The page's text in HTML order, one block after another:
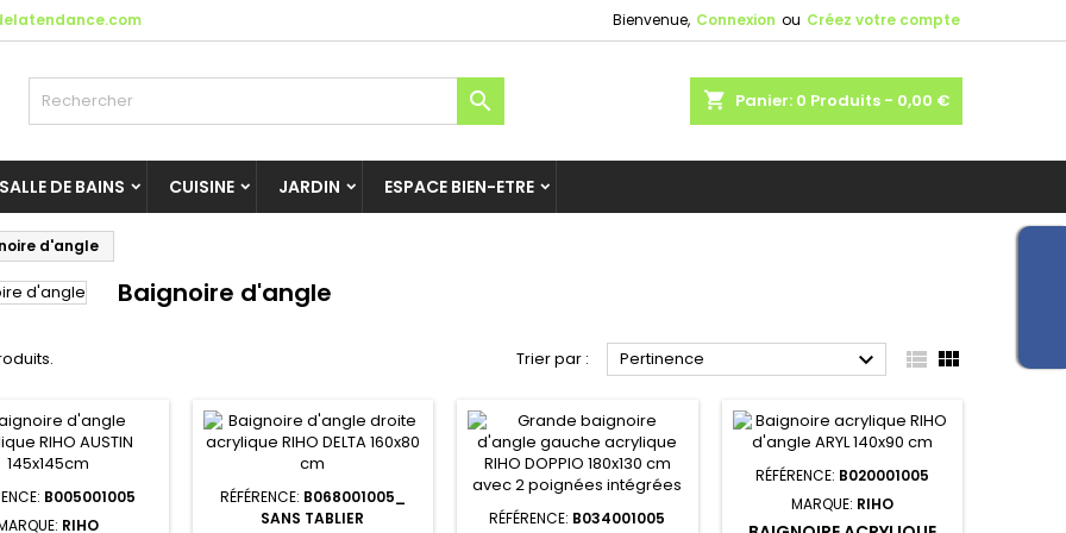
Bienvenue, Connexion ou Créez votre compte
shopping_cart Panier: 0 Produits - 0,00 €

SALLE DE BAINS CUISINE JARDIN ESPACE BIEN-ETRE
d'angle
Baignoire d'angle
Trier par : Pertinence   
B005001005
RIHO
RÉFÉRENCE: B068001005_
SANS TABLIER
RÉFÉRENCE: B034001005
RÉFÉRENCE: B020001005
MARQUE: RIHO